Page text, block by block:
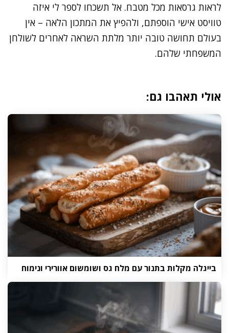
לראות גרסאות מכל מטבח. אל תשכחו לספר לי איזה
טוויסט אישי הוספתם, ולהפיץ את המתכון הלאה – אין
בעולם תחושה טובה יותר מלתת השראה לאחרים לשולחן
המשפחתי שלהם.
אולי תאהבו גם:
בייגלה מקלות בתנור עם מלח גס ושומשום אוורירי ונימוח